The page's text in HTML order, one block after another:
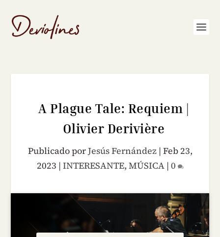
A Plague Tale: Requiem |
Olivier Derivière
Publicado porJesús Fernández| Feb 23,
2023 | INTERESANTE, MÚSICA| 0